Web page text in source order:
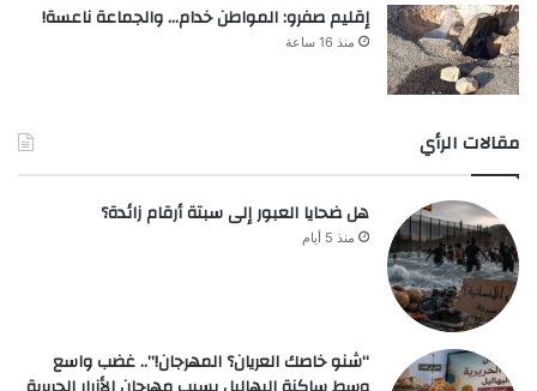
إقليم صفرو: المواطن خدام… والجماعة ناعسة!
منذ 16 ساعة
مقالات الرأي
هل ضحايا العبور إلى سبتة أرقام زائدة؟
منذ 5 أيام
“شنو خاصك العريان؟ المهرجان!”.. غضب واسع